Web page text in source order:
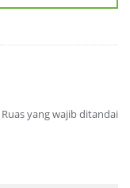
Ruas yang wajib ditandai